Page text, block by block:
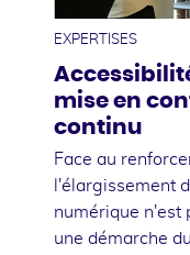
EXPERTISES
mise en
continu
Face au
l'élargissement
numérique n'est
une démarche